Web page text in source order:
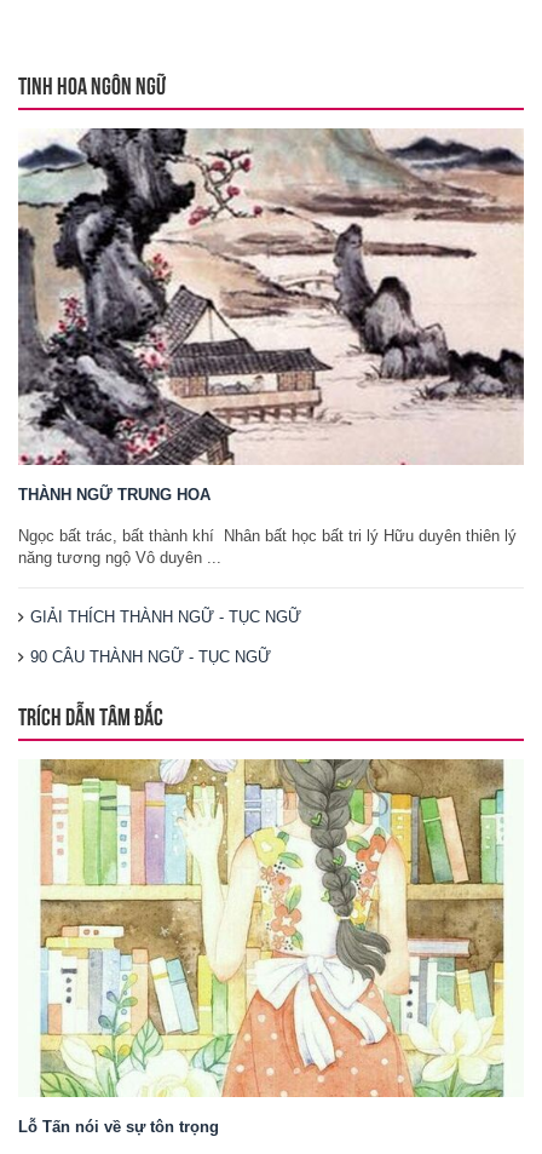
TINH HOA NGÔN NGỮ
THÀNH NGỮ TRUNG HOA
Ngọc bất trác, bất thành khí Nhân bất học bất tri lý Hữu duyên thiên lý
năng tương ngộ Vô duyên ...
GIẢI THÍCH THÀNH NGỮ - TỤC NGỮ
90 CÂU THÀNH NGỮ - TỤC NGỮ
TRÍCH DẪN TÂM ĐẮC
Lỗ Tấn nói về sự tôn trọng